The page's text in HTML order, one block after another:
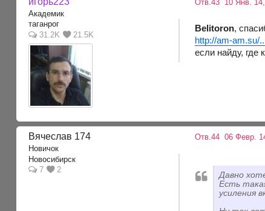
Академик
таганрог
31.2K
21.5K
Отв.43 10 Янв.
Belitoron,
http://am-am.su/
если найду, где
Вячеслав 174
Новичок
Новосибирск
7
2
Отв.44 06 Февр.
Давно
Есть
усиления